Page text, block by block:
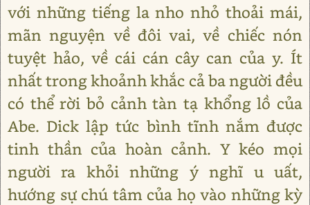
với những tiếng la nho nhỏ thoải mái,
mãn nguyện về đôi vai, về chiếc nón
tuyệt hảo, về cái cán cây can của y. Ít
nhất trong khoảnh khắc cả ba người đều
có thể rời bỏ cảnh tàn tạ khổng lồ của
Abe. Dick lập tức bình tĩnh nắm được
tinh thần của hoàn cảnh. Y kéo mọi
người ra khỏi những ý nghĩ u uất,
hướng sự chú tâm của họ vào những kỳ